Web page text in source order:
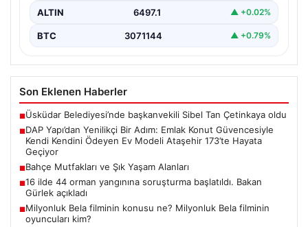
ALTIN 6497.1 ▲ +0.02%
BTC 3071144 ▲ +0.79%
Son Eklenen Haberler
■Üsküdar Belediyesi’nde başkanvekili Sibel Tan Çetinkaya oldu
■DAP Yapı’dan Yenilikçi Bir Adım: Emlak Konut Güvencesiyle
Kendi Kendini Ödeyen Ev Modeli Ataşehir 173’te Hayata
Geçiyor
■Bahçe Mutfakları ve Şık Yaşam Alanları
■16 ilde 44 orman yangınına soruşturma başlatıldı. Bakan
Gürlek açıkladı
■Milyonluk Bela filminin konusu ne? Milyonluk Bela filminin
oyuncuları kim?